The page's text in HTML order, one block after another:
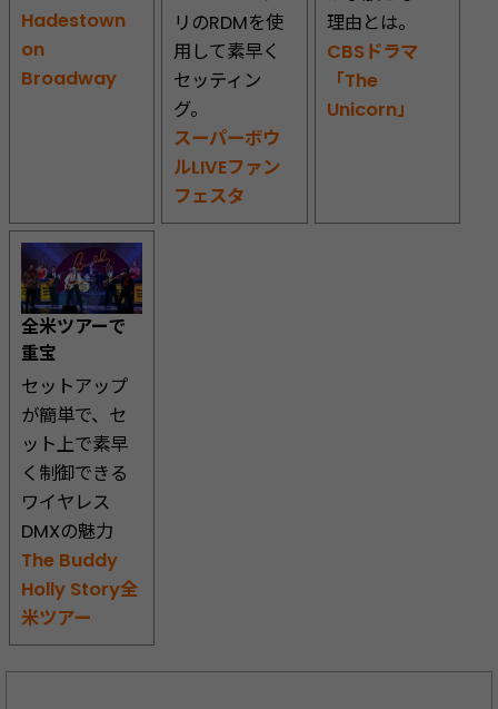
Hadestown
on
Broadway
リのRDMを使
用して素早く
セッティン
グ。
スーパーボウ
ルLIVEファン
フェスタ
理由とは。
CBSドラマ
「The
Unicorn」
全米ツアーで
重宝
セットアップ
が簡単で、セ
ット上で素早
く制御できる
ワイヤレス
DMXの魅力
The Buddy
Holly Story全
米ツアー